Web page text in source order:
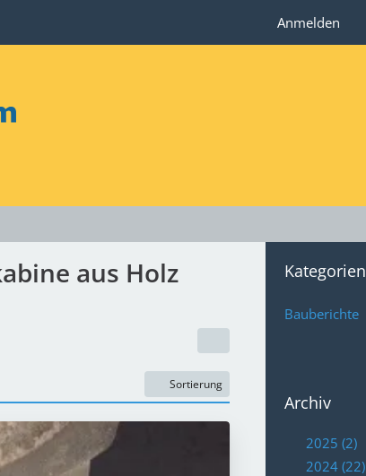
Anmelden
aus Holz
Sortierung
Kategorien
Bauberichte
Archiv
2025 (2)
2024 (22)